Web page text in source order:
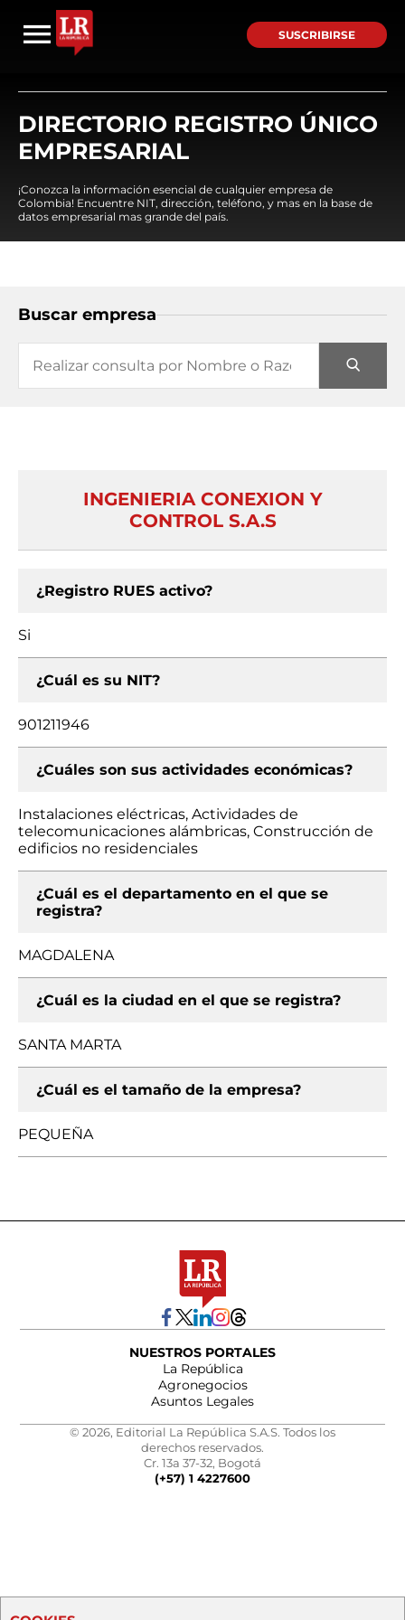
SUSCRIBIRSE
DIRECTORIO REGISTRO ÚNICO
EMPRESARIAL
¡Conozca la información esencial de cualquier empresa de
Colombia! Encuentre NIT, dirección, teléfono, y mas en la base de
datos empresarial mas grande del país.
Buscar empresa
INGENIERIA CONEXION Y
CONTROL S.A.S
¿Registro RUES activo?
Si
¿Cuál es su NIT?
901211946
¿Cuáles son sus actividades económicas?
Instalaciones eléctricas, Actividades de
telecomunicaciones alámbricas, Construcción de
edificios no residenciales
¿Cuál es el departamento en el que se
registra?
MAGDALENA
¿Cuál es la ciudad en el que se registra?
SANTA MARTA
¿Cuál es el tamaño de la empresa?
PEQUEÑA
NUESTROS PORTALES
La República
Agronegocios
Asuntos Legales
© 2026, Editorial La República S.A.S. Todos los
derechos reservados.
Cr. 13a 37-32, Bogotá
(+57) 1 4227600